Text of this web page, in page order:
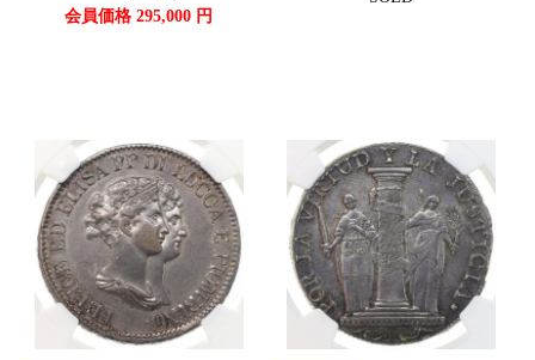
会員価格 295,000 円